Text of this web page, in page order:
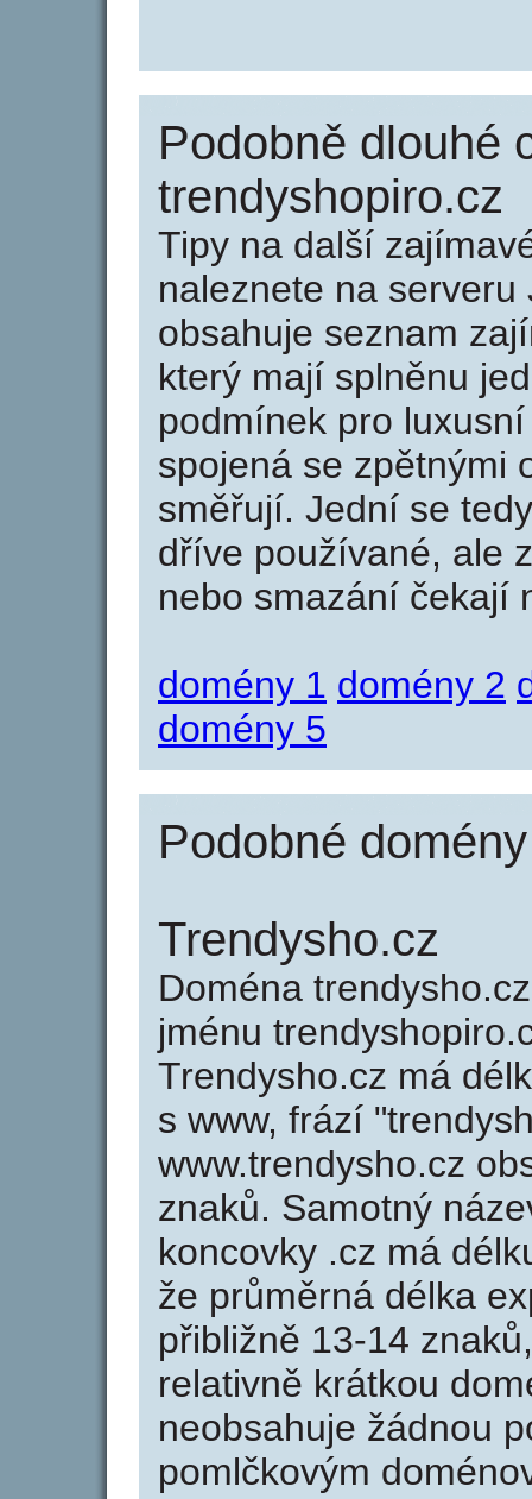
Podobně dlouhé
trendyshopiro.cz
Tipy na další
naleznete na serveru
obsahuje seznam
který mají splněnu
podmínek pro
spojená se zpětnými
směřují. Jední se
dříve používané, ale
nebo smazání čekají
domény 1 domény 2
domény 5
Podobné
Trendysho.cz
Doména
jménu
Trendysho.cz má
s www, frází
www.trendysho.cz
znaků. Samotný
koncovky .cz má
že průměrná délka
přibližně 13-14
relativně krátkou
neobsahuje žádnou
pomlčkovým